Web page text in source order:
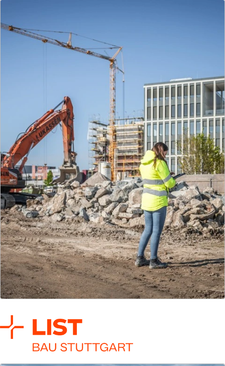
LIST Bau Köln
Als Ihr Partner von Anfang an dabei – nachhaltig,
wirtschaftlich, schlüsselfertig. So bauen wir
Mehr zur Gesellschaft